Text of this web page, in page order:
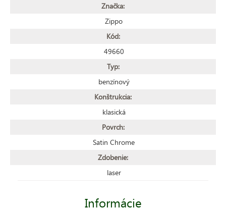
Značka:
Zippo
Kód:
49660
Typ:
benzínový
Konštrukcia:
klasická
Povrch:
Satin Chrome
Zdobenie:
laser
Informácie